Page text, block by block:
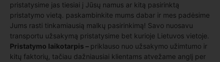
pristatysime jas tiesiai į Jūsų namus ar kitą pasirinktą
pristatymo vietą. paskambinkite mums dabar ir mes padėsime
Jums rasti tinkamiausią malkų pasirinkimą! Savo nuosavu
transportu užsakymą pristatysime bet kurioje Lietuvos vietoje.
Pristatymo laikotarpis – priklauso nuo užsakymo užimtumo ir
kitų faktorių, tačiau dažniausiai klientams atvežame anglį per